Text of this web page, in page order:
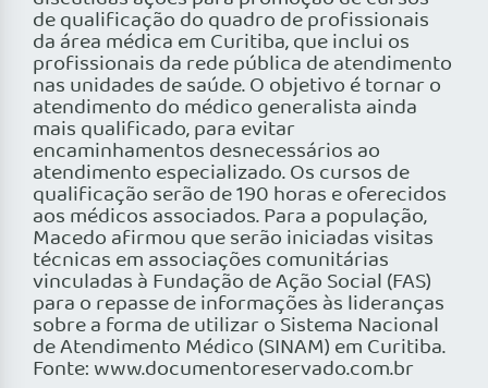
de qualificação do quadro de profissionais
da área médica em Curitiba, que inclui os
profissionais da rede pública de atendimento
nas unidades de saúde. O objetivo é tornar o
atendimento do médico generalista ainda
mais qualificado, para evitar
encaminhamentos desnecessários ao
atendimento especializado. Os cursos de
qualificação serão de 190 horas e oferecidos
aos médicos associados. Para a população,
Macedo afirmou que serão iniciadas visitas
técnicas em associações comunitárias
vinculadas à Fundação de Ação Social (FAS)
para o repasse de informações às lideranças
sobre a forma de utilizar o Sistema Nacional
de Atendimento Médico (SINAM) em Curitiba.
Fonte: www.documentoreservado.com.br